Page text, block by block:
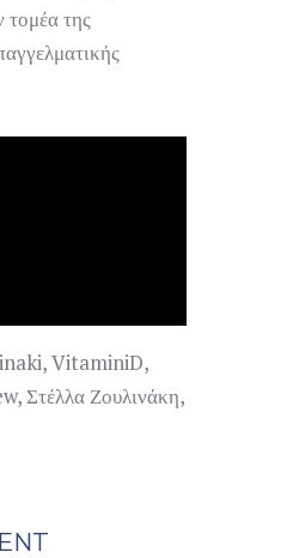
τομέα της
,VitaminiD,
,Στέλλα Ζουλινάκη,